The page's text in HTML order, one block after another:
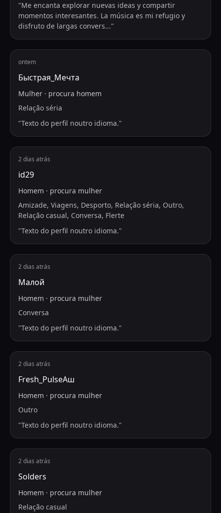
"Me encanta explorar nuevas ideas y compartir
momentos interesantes. La música es mi refugio y
disfruto de largas convers..."
ontem
Быстрая_Мечта
Mulher · procura homem
Relação séria
"Texto do perfil noutro idioma."
2 dias atrás
id29
Homem · procura mulher
Amizade, Viagens, Desporto, Relação séria, Outro,
Relação casual, Conversa, Flerte
"Texto do perfil noutro idioma."
2 dias atrás
Малой
Homem · procura mulher
Conversa
"Texto do perfil noutro idioma."
2 dias atrás
Fresh_PulseАш
Homem · procura mulher
Outro
"Texto do perfil noutro idioma."
2 dias atrás
Solders
Homem · procura mulher
Relação casual